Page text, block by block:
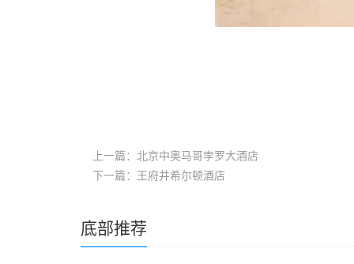
上一篇：北京中奥马哥孛罗大酒店
下一篇：王府井希尔顿酒店
底部推荐